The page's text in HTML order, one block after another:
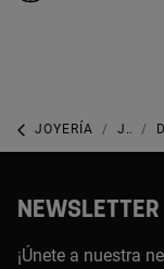
JOYERÍA JOYAS CON GEMAS
NEWSLETTER
¡Únete a nuestra